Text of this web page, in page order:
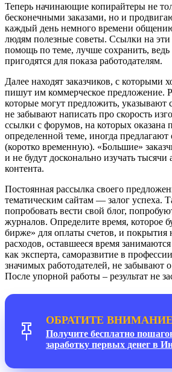
Теперь начинающие копирайтеры не
бесконечными заказами, но и
каждый день немного времени
людям полезные советы. Ссылки на эти
помощь по теме, лучше сохранить,
пригодятся для показа работодателям.
Далее находят заказчиков, с которыми
пишут им коммерческое предложение.
которые могут предложить, указывают
не забывают написать про скорость
ссылки с форумов, на которых оказана
определенной теме, иногда предлагают
(коротко временную). «Большие»
и не будут досконально изучать
контента.
Постоянная рассылка своего
тематическим сайтам — залог успеха.
попробовать вести свой блог,
журналов. Определите время, которое
бирже» для оплаты счетов, и покрытия
расходов, оставшееся время
как эксперта, саморазвитие в
значимых работодателей, не забывают
После упорной работы – результат не
ОБРАТИТЕ
Получите бесплатно
заработку первых денег в